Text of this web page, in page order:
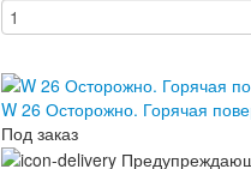
W 26 Осторожно. Горячая
Под заказ